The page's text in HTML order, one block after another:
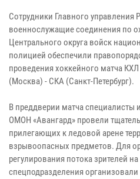
Сотрудники Главного управления
военнослужащие соединения по
Центрального округа войск
полицией обеспечили
проведения хоккейного матча
(Москва) - СКА (Санкт-Петербург).
В преддверии матча специалисты
ОМОН «Авангард» провели
прилегающих к ледовой арене
взрывоопасных предметов. Для
регулирования потока зрителей
спецподразделения